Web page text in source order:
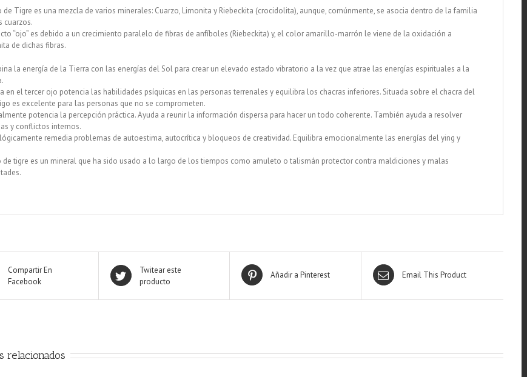
de Tigre es una mezcla de varios minerales: Cuarzo, Limonita y Riebeckita (crocidolita), aunque, comúnmente, se asocia dentro de la familia
cuarzos.
“ojo” es debido a un crecimiento paralelo de fibras de anfíboles (Riebeckita) y, el color amarillo-marrón le viene de la oxidación a
de dichas fibras.
la energía de la Tierra con las energías del Sol para crear un elevado estado vibratorio a la vez que atrae las energías espirituales a la
en el tercer ojo potencia las habilidades psíquicas en las personas terrenales y equilibra los chacras inferiores. Situada sobre el chacra del
es excelente para las personas que no se comprometen.
potencia la percepción práctica. Ayuda a reunir la información dispersa para hacer un todo coherente. También ayuda a resolver
y conflictos internos.
remedia problemas de autoestima, autocrítica y bloqueos de creatividad. Equilibra emocionalmente las energías del ying y
de tigre es un mineral que ha sido usado a lo largo de los tiempos como amuleto o talismán protector contra maldiciones y malas
Compartir En
Facebook
Twitear este
producto
Añadir a Pinterest Email This Product
relacionados